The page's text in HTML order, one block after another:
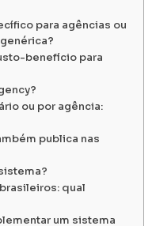
para agências ou
benefício para
ou por agência:
publica nas
qual
um sistema